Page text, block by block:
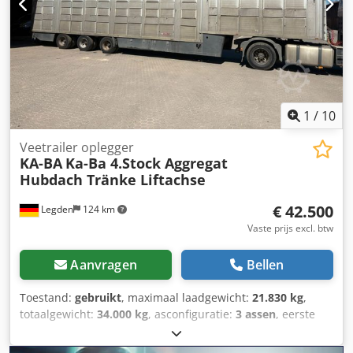
goed Neem contact op met VAEX The Truck Traders voor
meer informatie.
1 / 10
Legden 124 km
Veetrailer oplegger
KA-BA Ka-Ba 4.Stock Aggregat
Hubdach Tränke Liftachse
€ 42.500
Vaste prijs excl. btw
Aanvragen Bellen
Toestand: gebruikt, maximaal laadgewicht: 21.830 kg,
totaalgewicht: 34.000 kg, asconfiguratie: 3 assen, eerste
, volgende keuring (TÜV):
laadruimte lengte:9.030 mm, laadruimtebreedte:2.450